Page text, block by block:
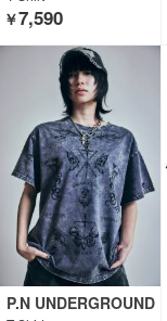
￥7,590
P.N UNDERGROUND